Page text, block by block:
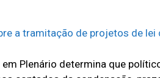
a tramitação de projetos de
Plenário determina que